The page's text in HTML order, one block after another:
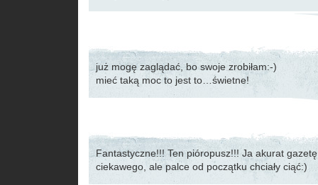
już mogę zaglądać, bo swoje zrobiłam:-)
mieć taką moc to jest to…świetne!
Fantastyczne!!! Ten pióropusz!!! Ja akurat
ciekawego, ale palce od początku chciały ciąć:)